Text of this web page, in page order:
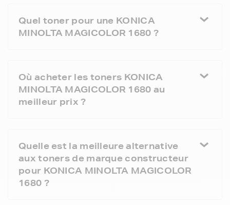
Quel toner pour une KONICA
MINOLTA MAGICOLOR 1680 ?
Où acheter les toners KONICA
MINOLTA MAGICOLOR 1680 au
meilleur prix ?
Quelle est la meilleure alternative
aux toners de marque constructeur
pour KONICA MINOLTA MAGICOLOR
1680 ?